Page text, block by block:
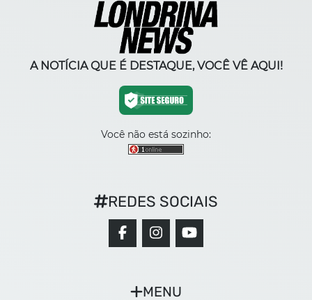
A NOTÍCIA QUE É DESTAQUE, VOCÊ VÊ AQUI!
Você não está sozinho:
MENU
REDES SOCIAIS